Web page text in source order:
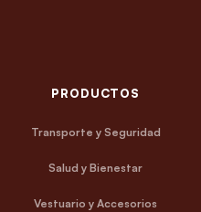
PRODUCTOS
Transporte y Seguridad
Salud y Bienestar
Vestuario y Accesorios